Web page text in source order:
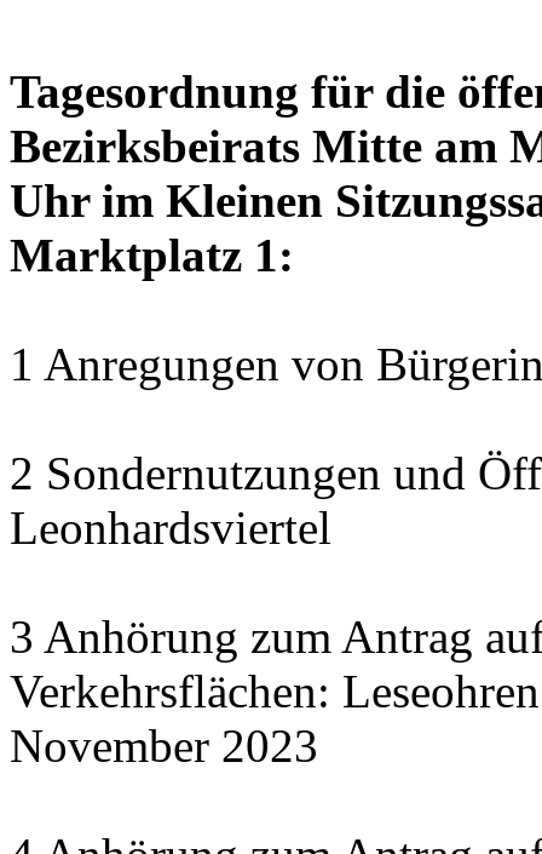
Tagesordnung für die
Bezirksbeirats Mitte am
Uhr im Kleinen
Marktplatz 1:
1 Anregungen von
2 Sondernutzungen und
Leonhardsviertel
3 Anhörung zum Antrag
Verkehrsflächen:
November 2023